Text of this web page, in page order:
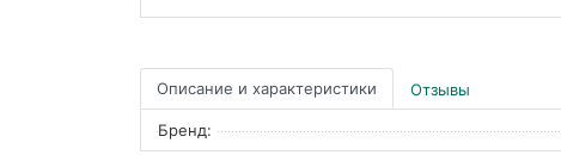
Описание и характеристики Отзывы
Бренд: